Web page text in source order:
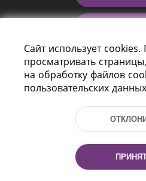
г. Минск, Республика
Тел.: (+375 17) 368 37 37,
Сайт использует
просматривать
на обработку файлов
пользовательских